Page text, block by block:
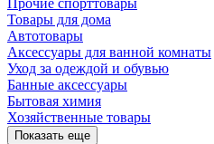
Прочие спорттовары
Товары для дома
Автотовары
Аксессуары для ванной комнаты
Уход за одеждой и обувью
Банные аксессуары
Бытовая химия
Хозяйственные товары
Показать еще